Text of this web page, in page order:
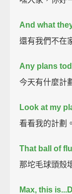
And what
還有我們不在
Any plans
今天有什麼計
Look at my
看看我的計劃
That ball of
那坨毛球頭殼
Max, this